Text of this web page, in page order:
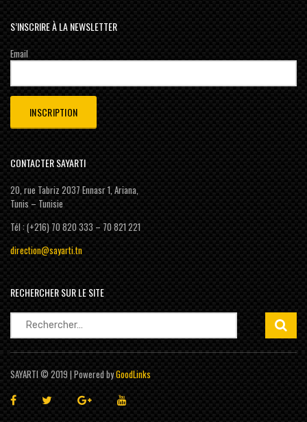
S’INSCRIRE À LA NEWSLETTER
Email
CONTACTER SAYARTI
20, rue Tabriz 2037 Ennasr 1, Ariana,
Tunis – Tunisie
Tél : (+216) 70 820 333 – 70 821 221
direction@sayarti.tn
RECHERCHER SUR LE SITE
Rechercher :
SAYARTI © 2019 | Powered byGoodLinks